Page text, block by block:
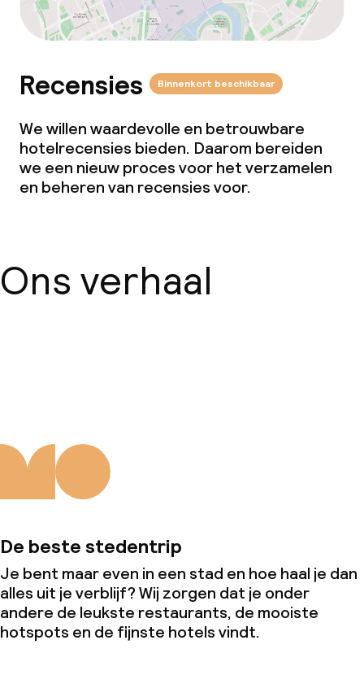
Recensies Binnenkort beschikbaar
We willen waardevolle en betrouwbare
hotelrecensies bieden. Daarom bereiden
we een nieuw proces voor het verzamelen
en beheren van recensies voor.
Ons verhaal
De beste stedentrip
Je bent maar even in een stad en hoe haal je dan
alles uit je verblijf? Wij zorgen dat je onder
andere de leukste restaurants, de mooiste
hotspots en de fijnste hotels vindt.